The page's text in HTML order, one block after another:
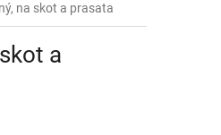
na skot a prasata
a